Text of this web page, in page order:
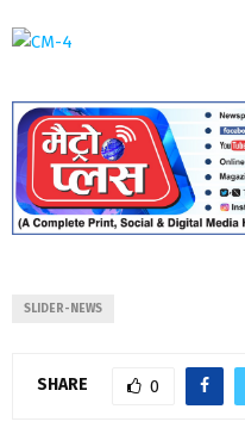
SLIDER-NEWS
SHARE 0